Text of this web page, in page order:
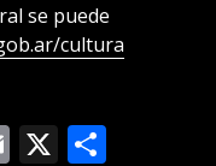
se puede
cultura
Email
X